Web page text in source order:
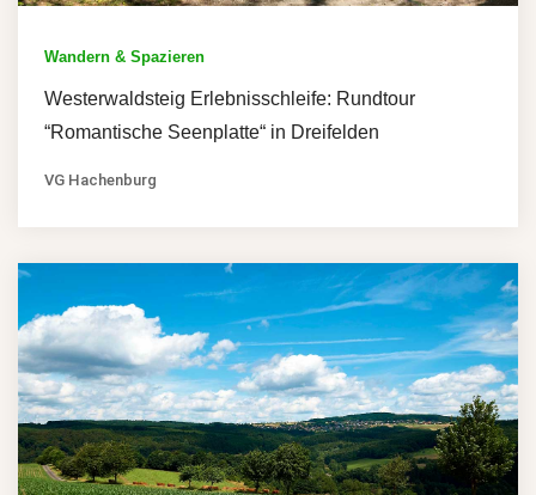
Wandern & Spazieren
Westerwaldsteig Erlebnisschleife: Rundtour
“Romantische Seenplatte“ in Dreifelden
VG Hachenburg